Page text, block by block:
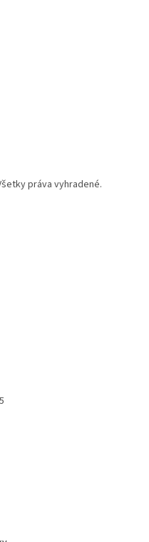
práva vyhradené.